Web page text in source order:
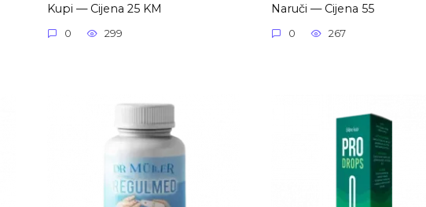
Kupi — Cijena 25 KM
0 299
Naruči — Cijena 55
0 267